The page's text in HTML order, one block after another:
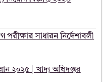
পরীক্ষার সাধারন নির্দেশাবলী
২০২৫ | খাদ্য অধিদপ্তর